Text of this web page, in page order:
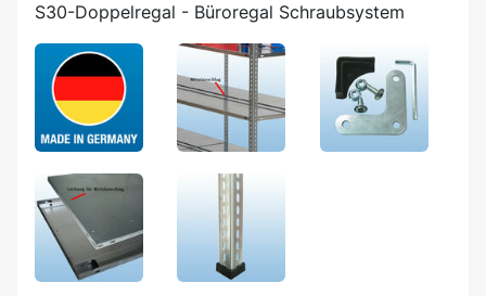
S30-Doppelregal - Büroregal Schraubsystem